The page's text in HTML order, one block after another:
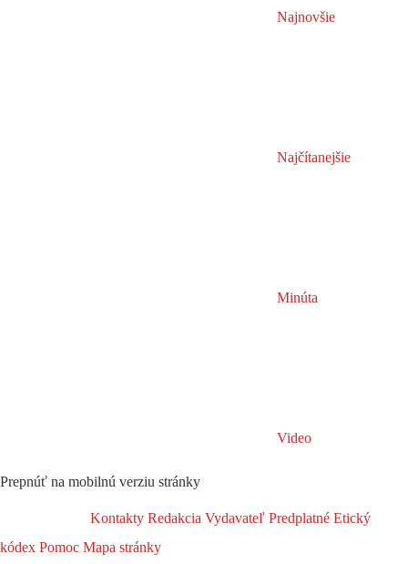
Najnovšie
Najčítanejšie
Minúta
Video
Prepnúť na mobilnú verziu stránky
Kontakty Redakcia Vydavateľ Predplatné Etický
kódex Pomoc Mapa stránky